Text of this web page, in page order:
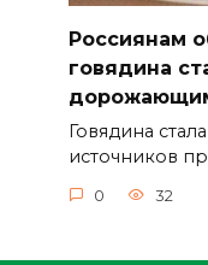
Россиянам
говядина
Говядина
источников
0 32